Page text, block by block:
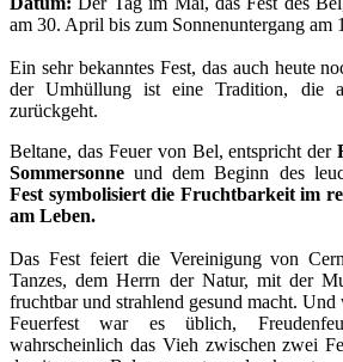
am 30. April bis zum Sonnenuntergang am
Ein sehr bekanntes Fest, das auch heute
der Umhüllung ist eine Tradition, die
zurückgeht.
Beltane, das Feuer von Bel, entspricht der
Sommersonne und dem Beginn des
Fest symbolisiert die Fruchtbarkeit im
am Leben.
Das Fest feiert die Vereinigung von
Tanzes, dem Herrn der Natur, mit der
fruchtbar und strahlend gesund macht.
Feuerfest war es üblich,
wahrscheinlich das Vieh zwischen zwei